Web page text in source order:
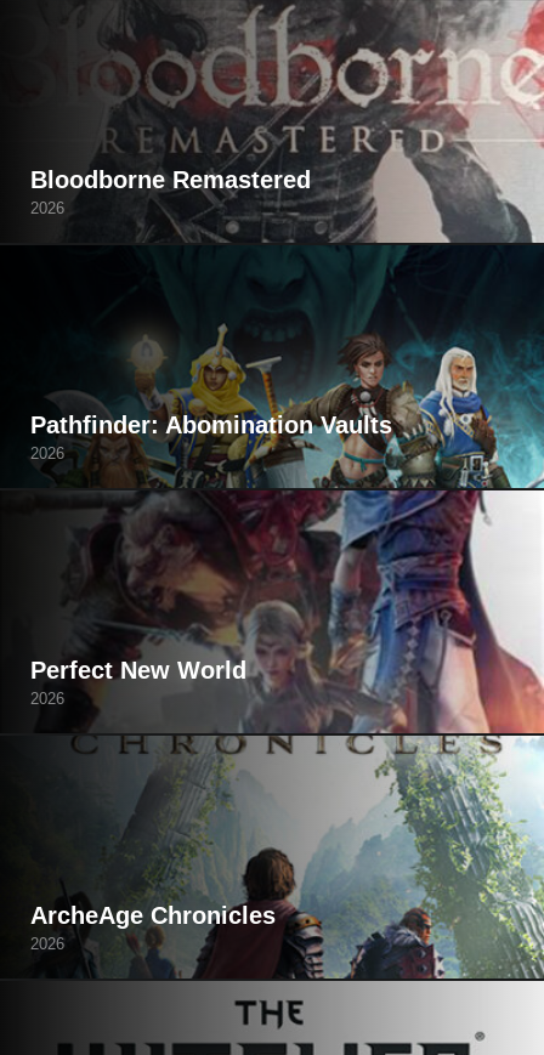
Bloodborne Remastered
2026
Pathfinder: Abomination Vaults
2026
Perfect New World
2026
ArcheAge Chronicles
2026